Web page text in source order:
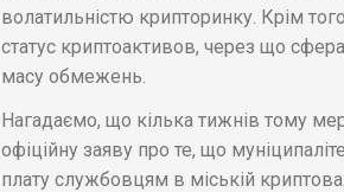
волатильністю крипторинку. Крім
статус криптоактивов, через що
масу обмежень.
Нагадаємо, що кілька тижнів тому
офіційну заяву про те, що
плату службовцям в міській